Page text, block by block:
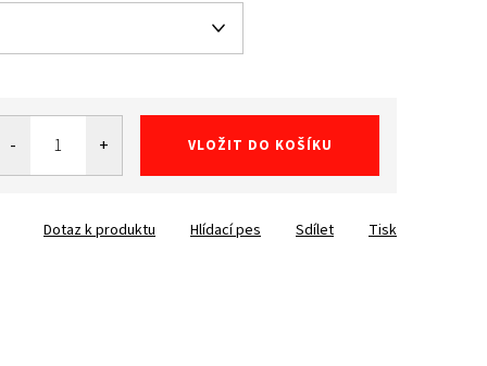
VLOŽIT DO KOŠÍKU
Tisk
Dotaz k produktu Hlídací pes Sdílet